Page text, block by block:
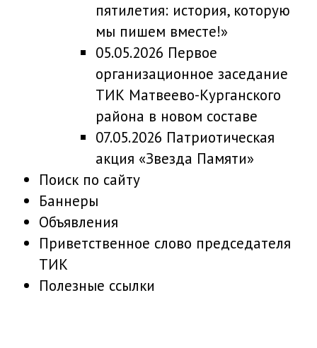
пятилетия: история, которую
мы пишем вместе!»
05.05.2026 Первое
организационное заседание
ТИК Матвеево-Курганского
района в новом составе
07.05.2026 Патриотическая
акция «Звезда Памяти»
Поиск по сайту
Баннеры
Объявления
Приветственное слово председателя
ТИК
Полезные ссылки